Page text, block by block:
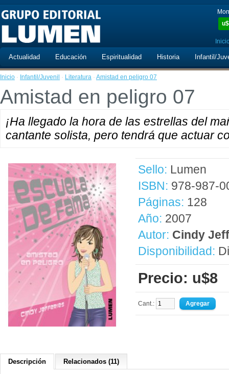
u$
Actualidad Educación Espiritualidad Historia Infantil/
Inicio · Infantil/Juvenil · Literatura · Amistad en peligro 07
Amistad en peligro 07
¡Ha llegado la hora de las estrellas del
cantante solista, pero tendrá que actuar
Sello: Lumen
ISBN: 978-987-
Páginas: 128
Año: 2007
Autor: Cindy
Disponibilidad:
Precio: u$8
Cant.:
Descripción Relacionados (11)